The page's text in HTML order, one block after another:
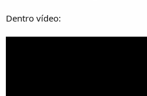
Dentro vídeo: